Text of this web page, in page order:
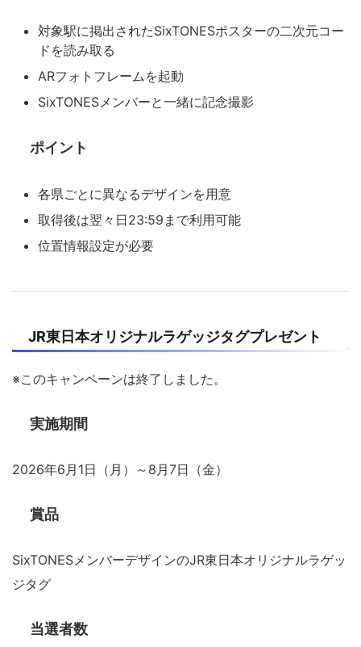
対象駅に掲出されたSixTONESポスターの二次元コー
ドを読み取る
ARフォトフレームを起動
SixTONESメンバーと一緒に記念撮影
ポイント
各県ごとに異なるデザインを用意
取得後は翌々日23:59まで利用可能
位置情報設定が必要
JR東日本オリジナルラゲッジタグプレゼント
※このキャンペーンは終了しました。
実施期間
2026年6月1日（月）～8月7日（金）
賞品
SixTONESメンバーデザインのJR東日本オリジナルラゲッ
ジタグ
当選者数